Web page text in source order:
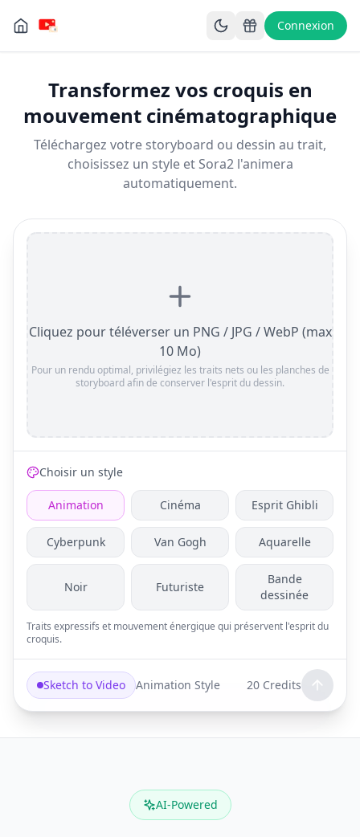
Connexion
Transformez vos croquis en
mouvement cinématographique
Téléchargez votre storyboard ou dessin au trait,
choisissez un style et Sora2 l'animera
automatiquement.
Cliquez pour téléverser un PNG / JPG / WebP (max
10 Mo)
Pour un rendu optimal, privilégiez les traits nets ou les planches de
storyboard afin de conserver l'esprit du dessin.
Choisir un style
Animation Cinéma Esprit Ghibli
Cyberpunk Van Gogh Aquarelle
Noir Futuriste
Bande
dessinée
Traits expressifs et mouvement énergique qui préservent l'esprit du
croquis.
Sketch to Video Animation Style 20 Credits
AI-Powered